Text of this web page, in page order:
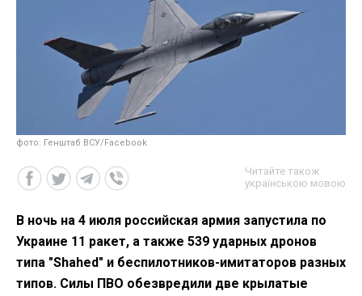
фото: Генштаб ВСУ/Facebook
Читайте також
українською мовою
В ночь на 4 июля российская армия запустила по
Украине 11 ракет, а также 539 ударных дронов
типа "Shahed" и беспилотников-имитаторов разных
типов. Силы ПВО обезвредили две крылатые